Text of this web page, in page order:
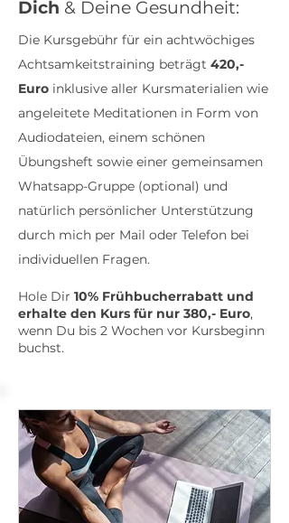
Dich & Deine Gesundheit:
Die Kursgebühr für ein achtwöchiges
Achtsamkeitstraining beträgt 420,-
Euro inklusive aller Kursmaterialien wie
angeleitete Meditationen in Form von
Audiodateien, einem schönen
Übungsheft sowie einer gemeinsamen
Whatsapp-Gruppe (optional) und
natürlich persönlicher Unterstützung
durch mich per Mail oder Telefon bei
individuellen Fragen.
Hole Dir 10% Frühbucherrabatt und
erhalte den Kurs für nur 380,- Euro,
wenn Du bis 2 Wochen vor Kursbeginn
buchst.